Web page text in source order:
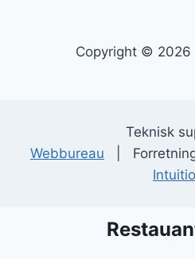
Copyright © 2026
Teknisk
Webbureau |